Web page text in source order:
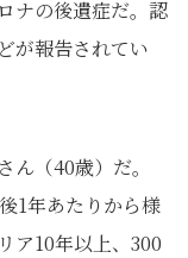
ナの後遺症だ。認
が報告されてい
（40歳）だ。
1年あたりから様
ア10年以上、300